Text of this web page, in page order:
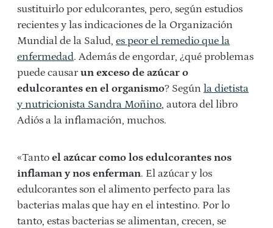
sustituirlo por edulcorantes, pero, según estudios
recientes y las indicaciones de la Organización
Mundial de la Salud, es peor el remedio que la
enfermedad. Además de engordar, ¿qué problemas
puede causarun exceso de azúcar o
edulcorantes en el organismo? Según la dietista
y nutricionista Sandra Moñino, autora del libro
Adiós a la inflamación, muchos.
«Tanto el azúcar como los edulcorantes nos
inflaman y nos enferman. El azúcar y los
edulcorantes son el alimento perfecto para las
bacterias malas que hay en el intestino. Por lo
tanto, estas bacterias se alimentan, crecen, se